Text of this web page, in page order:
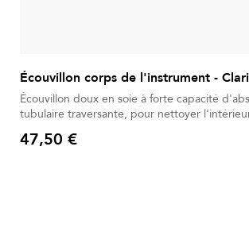
Écouvillon corps de l'instrument -
Écouvillon doux en soie à forte capacité
tubulaire traversante, pour nettoyer
Prix
47,50 €